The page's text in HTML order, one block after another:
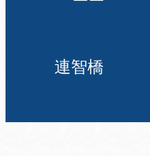
連智橋